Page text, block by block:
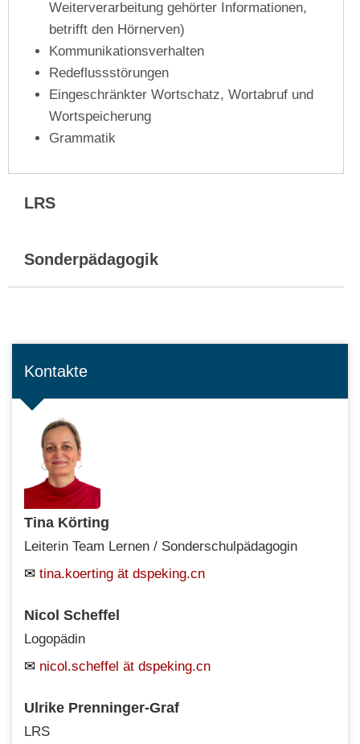
Weiterverarbeitung gehörter Informationen,
betrifft den Hörnerven)
Kommunikationsverhalten
Redeflussstörungen
Eingeschränkter Wortschatz, Wortabruf und
Wortspeicherung
Grammatik
LRS
Sonderpädagogik
Kontakte
Tina Körting
Leiterin Team Lernen / Sonderschulpädagogin
tina.koerting ät dspeking.cn
Nicol Scheffel
Logopädin
nicol.scheffel ät dspeking.cn
Ulrike Prenninger-Graf
LRS